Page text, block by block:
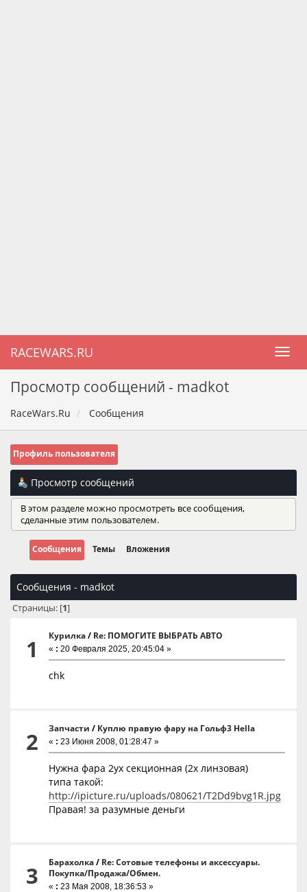
RACEWARS.RU
Просмотр сообщений - madkot
RaceWars.Ru Сообщения
Профиль пользователя
Просмотр сообщений
В этом разделе можно просмотреть все сообщения,
сделанные этим пользователем.
Сообщения Темы Вложения
Сообщения - madkot
Страницы: [1]
1 Курилка / Re: ПОМОГИТЕ ВЫБРАТЬ АВТО
« : 20 Февраля 2025, 20:45:04 »
chk
2 Запчасти / Куплю правую фару на Гольф3 Hella
« : 23 Июня 2008, 01:28:47 »
Нужна фара 2ух секционная (2х линзовая)
типа такой:
http://ipicture.ru/uploads/080621/T2Dd9bvg1R.jpg
Правая! за разумные деньги
3 Барахолка / Re: Сотовые телефоны и аксессуары.
Покупка/Продажа/Обмен.
« : 23 Мая 2008, 18:36:53 »